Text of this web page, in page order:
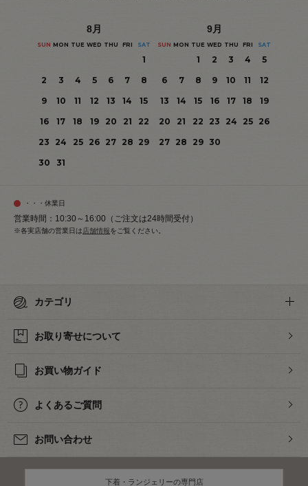
8月
SUN MON TUE WED THU FRI SAT
1
2
3 4 5 6 7
8
9
10 11 12 13 14
15
16
17 18 19 20 21
22
23
24 25 26 27 28 29
30
31
9月
SUN MON TUE WED THU FRI SAT
1 2 3 4
5
6
7 8 9 10 11
12
13
14 15 16 17 18
19
20
21 22 23 24 25
26
27 28 29 30
・・・休業日
営業時間：10:30～16:00（ご注文は24時間受付）
※各実店舗の営業日は 店舗情報をご覧ください。
カテゴリ
お取り寄せについて
お買い物ガイド
よくあるご質問
お問い合わせ
下着・ランジェリーの専門店